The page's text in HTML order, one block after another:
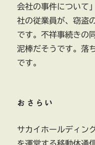
会社の事件について
社の従業員が、窃盗
です。不祥事続きの
泥棒だそうです。落
です。
おさらい
サカイホールディン